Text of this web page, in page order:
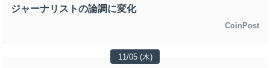
ジャーナリストの論調に変化
CoinPost
11/05 (木)